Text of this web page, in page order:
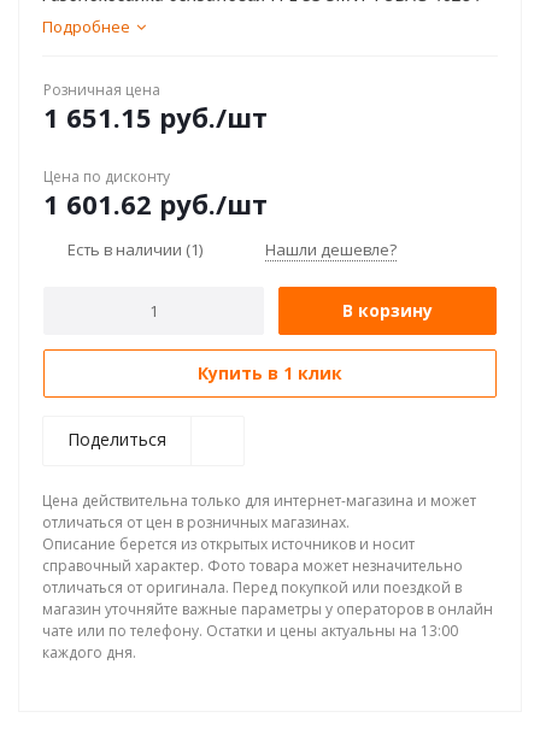
Подробнее
Розничная цена
1 651.15 руб./шт
Цена по дисконту
1 601.62 руб./шт
Есть в наличии (1) Нашли дешевле?
В корзину
Купить в 1 клик
Поделиться
Цена действительна только для интернет-магазина и может
отличаться от цен в розничных магазинах.
Описание берется из открытых источников и носит
справочный характер. Фото товара может незначительно
отличаться от оригинала. Перед покупкой или поездкой в
магазин уточняйте важные параметры у операторов в онлайн
чате или по телефону. Остатки и цены актуальны на 13:00
каждого дня.